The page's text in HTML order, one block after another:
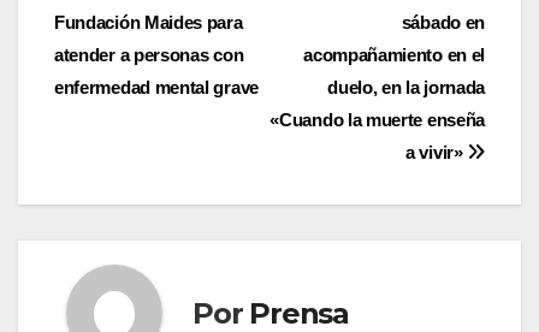
de
entradas
sábado en
acompañamiento en el
duelo, en la jornada
«Cuando la muerte enseña
a vivir»
Fundación Maides para
atender a personas con
enfermedad mental grave
Por Prensa